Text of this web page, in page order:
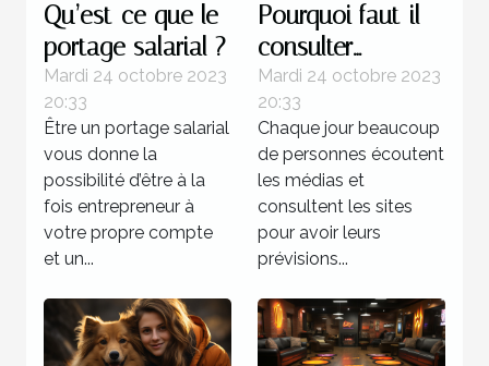
Qu’est-ce que le
portage salarial ?
Mardi 24 octobre 2023
20:33
Être un portage salarial
vous donne la
possibilité d’être à la
fois entrepreneur à
votre propre compte
et un...
Pourquoi faut-il
consulter
l’horoscope ?
Mardi 24 octobre 2023
20:33
Chaque jour beaucoup
de personnes écoutent
les médias et
consultent les sites
pour avoir leurs
prévisions...